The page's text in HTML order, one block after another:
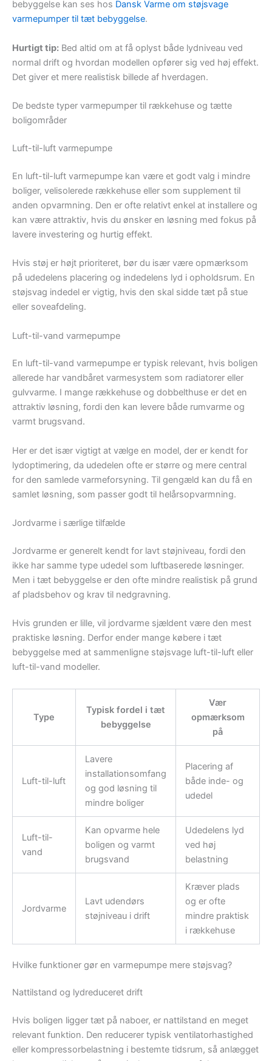
bebyggelse kan ses hos Dansk Varme om støjsvage
varmepumper til tæt bebyggelse.
Hurtigt tip: Bed altid om at få oplyst både lydniveau ved
normal drift og hvordan modellen opfører sig ved høj effekt.
Det giver et mere realistisk billede af hverdagen.
De bedste typer varmepumper til rækkehuse og tætte
boligområder
Luft-til-luft varmepumpe
En luft-til-luft varmepumpe kan være et godt valg i mindre
boliger, velisolerede rækkehuse eller som supplement til
anden opvarmning. Den er ofte relativt enkel at installere og
kan være attraktiv, hvis du ønsker en løsning med fokus på
lavere investering og hurtig effekt.
Hvis støj er højt prioriteret, bør du især være opmærksom
på udedelens placering og indedelens lyd i opholdsrum. En
støjsvag indedel er vigtig, hvis den skal sidde tæt på stue
eller soveafdeling.
Luft-til-vand varmepumpe
En luft-til-vand varmepumpe er typisk relevant, hvis boligen
allerede har vandbåret varmesystem som radiatorer eller
gulvvarme. I mange rækkehuse og dobbelthuse er det en
attraktiv løsning, fordi den kan levere både rumvarme og
varmt brugsvand.
Her er det især vigtigt at vælge en model, der er kendt for
lydoptimering, da udedelen ofte er større og mere central
for den samlede varmeforsyning. Til gengæld kan du få en
samlet løsning, som passer godt til helårsopvarmning.
Jordvarme i særlige tilfælde
Jordvarme er generelt kendt for lavt støjniveau, fordi den
ikke har samme type udedel som luftbaserede løsninger.
Men i tæt bebyggelse er den ofte mindre realistisk på grund
af pladsbehov og krav til nedgravning.
Hvis grunden er lille, vil jordvarme sjældent være den mest
praktiske løsning. Derfor ender mange købere i tæt
bebyggelse med at sammenligne støjsvage luft-til-luft eller
luft-til-vand modeller.
Type
Typisk fordel i tæt
bebyggelse
Vær
opmærksom
på
Luft-til-luft
Lavere
installationsomfang
og god løsning til
mindre boliger
Placering af
både inde- og
udedel
Luft-til-
vand
Kan opvarme hele
boligen og varmt
brugsvand
Udedelens lyd
ved høj
belastning
Jordvarme
Lavt udendørs
støjniveau i drift
Kræver plads
og er ofte
mindre praktisk
i rækkehuse
Hvilke funktioner gør en varmepumpe mere støjsvag?
Nattilstand og lydreduceret drift
Hvis boligen ligger tæt på naboer, er nattilstand en meget
relevant funktion. Den reducerer typisk ventilatorhastighed
eller kompressorbelastning i bestemte tidsrum, så anlægget